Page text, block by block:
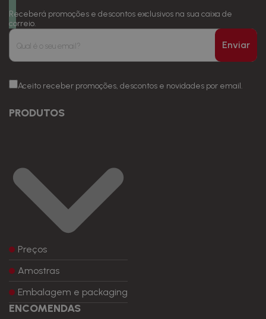
Receberá promoções e descontos exclusivos na sua caixa de
correio.
Enviar
Aceito receber promoções, descontos e novidades por email.
PRODUTOS
Preços
Amostras
Embalagem e packaging
ENCOMENDAS